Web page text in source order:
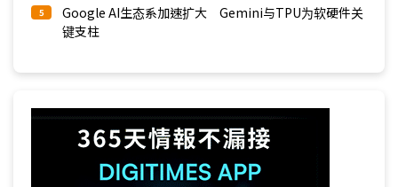
5
Google AI生态系加速扩大 Gemini与TPU为软硬件关
键支柱